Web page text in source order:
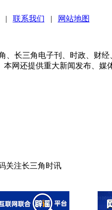
| 联系我们 | 网站地图
长三角电子刊、时政、财
网还提供重大新闻发布、
关注长三角时讯